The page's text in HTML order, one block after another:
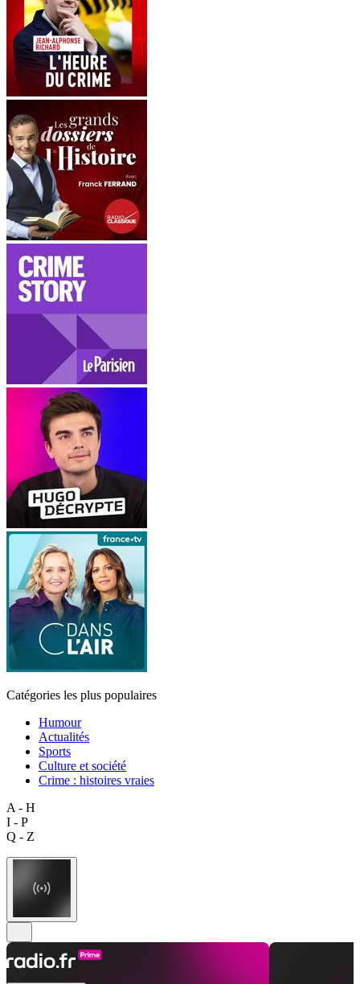
Catégories les plus populaires
Humour
Actualités
Sports
Culture et société
Crime : histoires vraies
A - H
I - P
Q - Z